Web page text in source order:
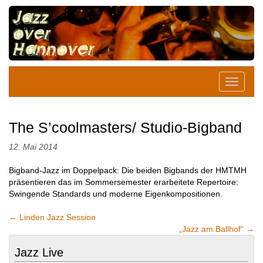
The S’coolmasters/ Studio-Bigband
12. Mai 2014
Bigband-Jazz im Doppelpack: Die beiden Bigbands der HMTMH
präsentieren das im Sommersemester erarbeitete Repertoire:
Swingende Standards und moderne Eigenkompositionen.
← Linden Jazz Session
„Jazz am Ballhof“ →
Jazz Live